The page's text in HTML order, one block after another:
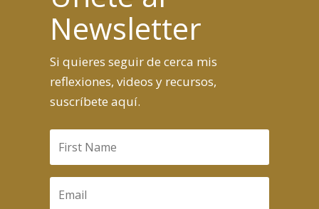
Newsletter
Si quieres seguir de cerca mis
reflexiones, videos y recursos,
suscríbete aquí.